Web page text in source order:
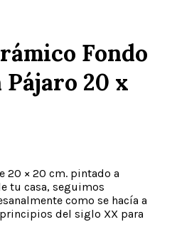
Fondo
20 x
20 × 20 cm. pintado a
tu casa, seguimos
como se hacía a
del siglo XX para